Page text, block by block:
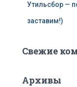
Утильсбор —
заставим!)
Свежие
Архивы